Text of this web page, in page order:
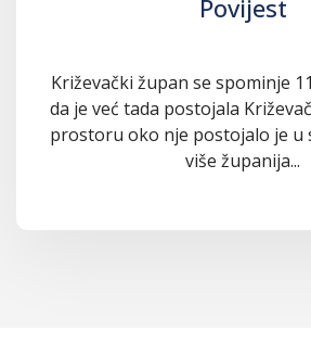
Povijest
Križevački župan se spominje
da je već tada postojala
prostoru oko nje postojalo je u
više županija...